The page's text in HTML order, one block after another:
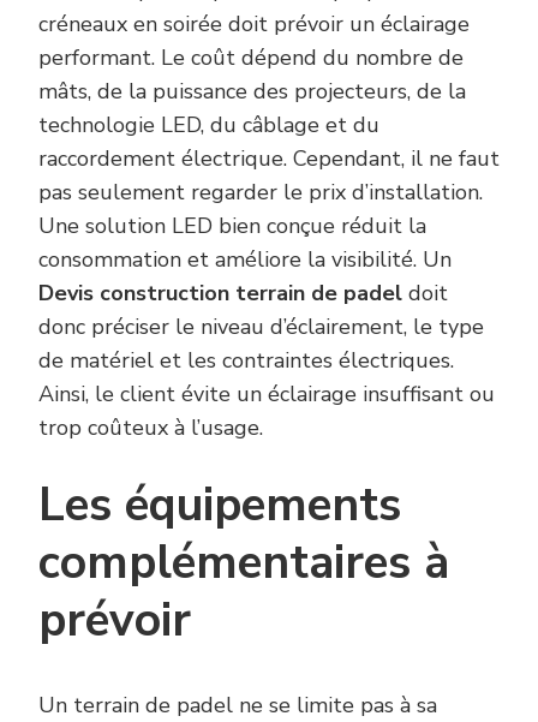
créneaux en soirée doit prévoir un éclairage
performant. Le coût dépend du nombre de
mâts, de la puissance des projecteurs, de la
technologie LED, du câblage et du
raccordement électrique. Cependant, il ne faut
pas seulement regarder le prix d’installation.
Une solution LED bien conçue réduit la
consommation et améliore la visibilité. Un
Devis construction terrain de padel doit
donc préciser le niveau d’éclairement, le type
de matériel et les contraintes électriques.
Ainsi, le client évite un éclairage insuffisant ou
trop coûteux à l’usage.
Les équipements
complémentaires à
prévoir
Un terrain de padel ne se limite pas à sa